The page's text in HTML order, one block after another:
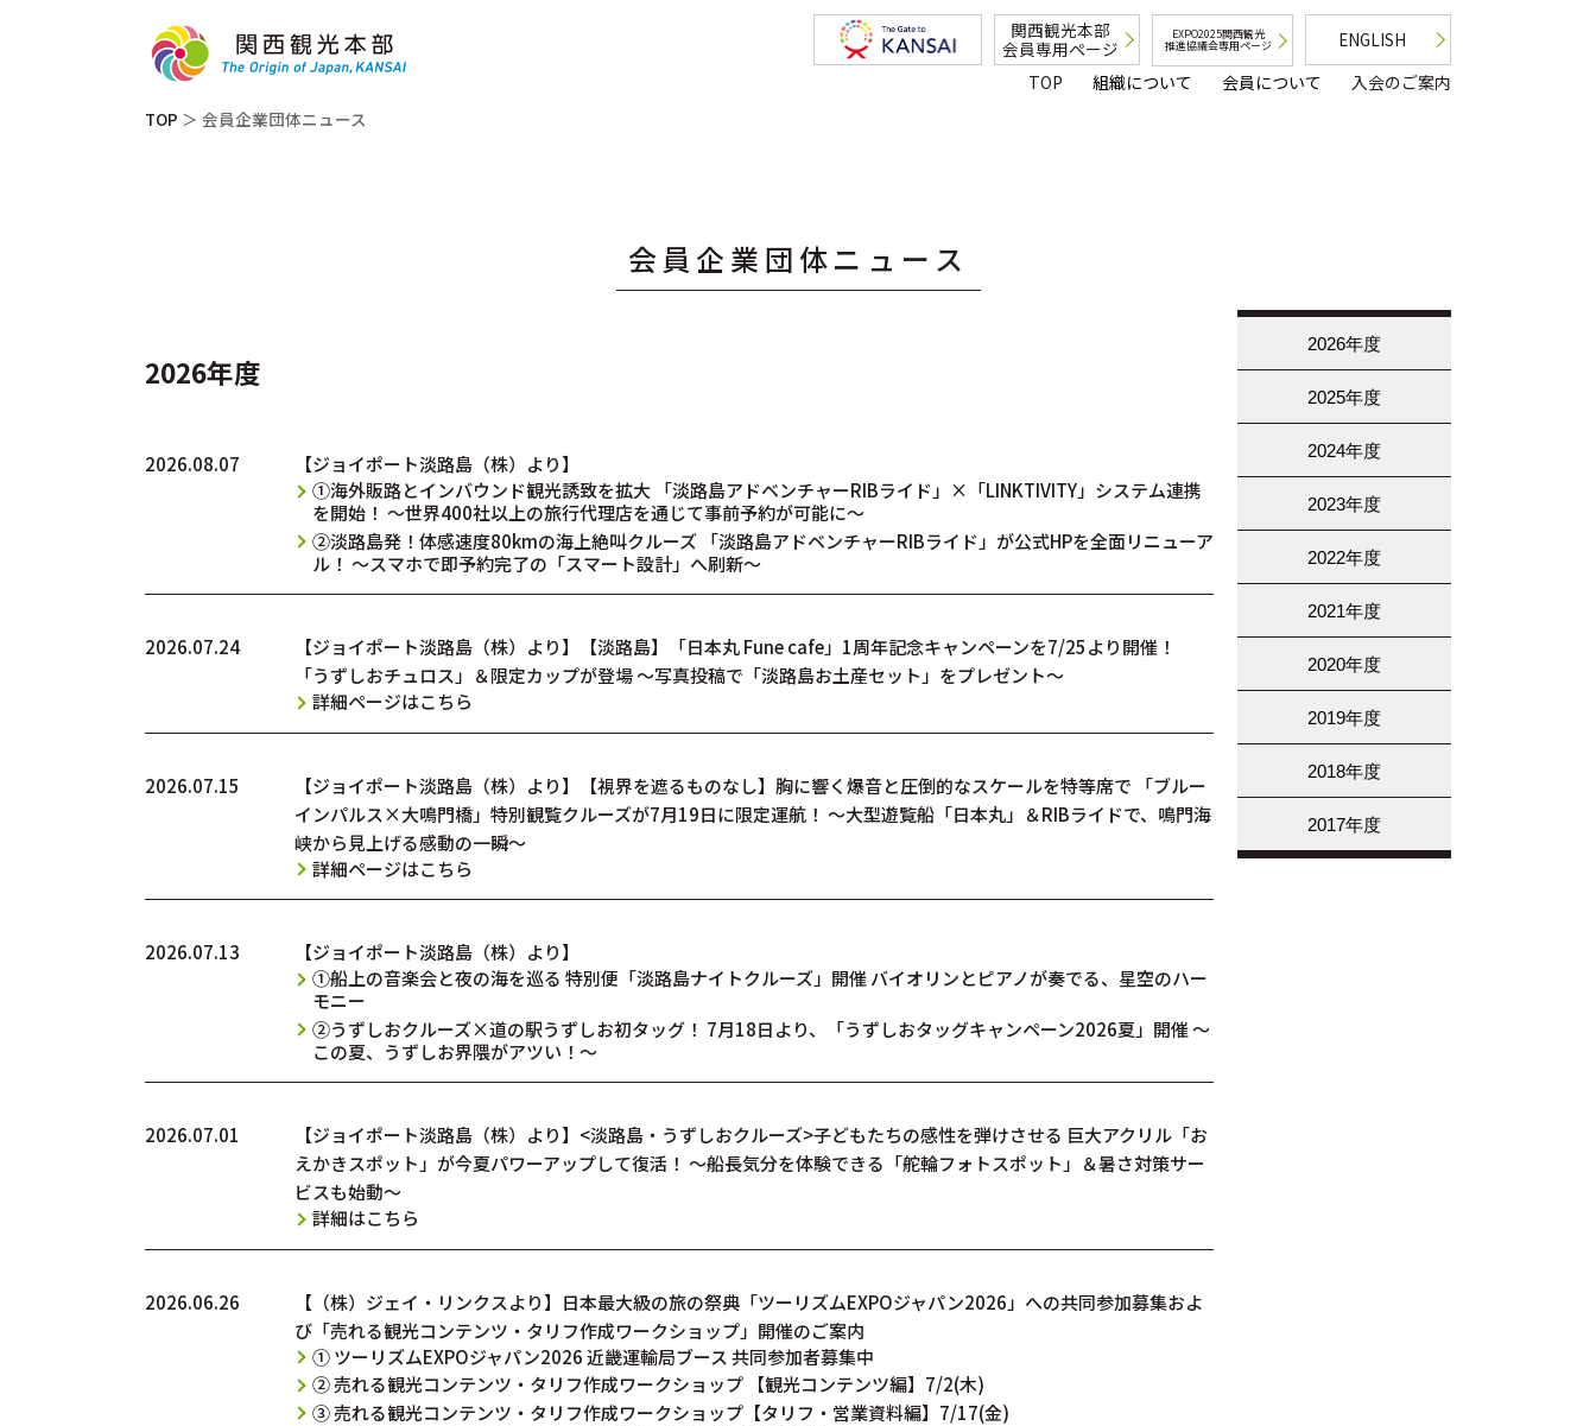
関西観光本部
会員専用ページ
EXPO2025関西観光
推進協議会専用ページ
ENGLISH
TOP
組織について 会員について
入会のご案内
TOP ＞ 会員企業団体ニュース
会員企業団体ニュース
2026年度
2026.08.07
【ジョイポート淡路島（株）より】
①海外販路とインバウンド観光誘致を拡大 「淡路島アドベンチャーRIBライド」×「LINKTIVITY」システム連携
を開始！ ～世界400社以上の旅行代理店を通じて事前予約が可能に～
②淡路島発！体感速度80kmの海上絶叫クルーズ 「淡路島アドベンチャーRIBライド」が公式HPを全面リニューア
ル！ ～スマホで即予約完了の「スマート設計」へ刷新～
2026.07.24
【ジョイポート淡路島（株）より】【淡路島】「日本丸 Fune cafe」1周年記念キャンペーンを7/25より開催！
「うずしおチュロス」＆限定カップが登場 〜写真投稿で「淡路島お土産セット」をプレゼント〜
詳細ページはこちら
2026.07.15
【ジョイポート淡路島（株）より】【視界を遮るものなし】胸に響く爆音と圧倒的なスケールを特等席で 「ブルー
インパルス×大鳴門橋」特別観覧クルーズが7月19日に限定運航！ ～大型遊覧船「日本丸」＆RIBライドで、鳴門海
峡から見上げる感動の一瞬～
詳細ページはこちら
2026.07.13
【ジョイポート淡路島（株）より】
①船上の音楽会と夜の海を巡る 特別便「淡路島ナイトクルーズ」開催 バイオリンとピアノが奏でる、星空のハー
モニー
②うずしおクルーズ×道の駅うずしお初タッグ！ 7月18日より、「うずしおタッグキャンペーン2026夏」開催 ～
この夏、うずしお界隈がアツい！～
2026.07.01
【ジョイポート淡路島（株）より】<淡路島・うずしおクルーズ>子どもたちの感性を弾けさせる 巨大アクリル「お
えかきスポット」が今夏パワーアップして復活！ ～船長気分を体験できる「舵輪フォトスポット」＆暑さ対策サー
ビスも始動～
詳細はこちら
2026.06.26
【（株）ジェイ・リンクスより】日本最大級の旅の祭典「ツーリズムEXPOジャパン2026」への共同参加募集およ
び「売れる観光コンテンツ・タリフ作成ワークショップ」開催のご案内
① ツーリズムEXPOジャパン2026 近畿運輸局ブース 共同参加者募集中
② 売れる観光コンテンツ・タリフ作成ワークショップ 【観光コンテンツ編】7/2(木)
③ 売れる観光コンテンツ・タリフ作成ワークショップ【タリフ・営業資料編】7/17(金)
2026年度
2025年度
2024年度
2023年度
2022年度
2021年度
2020年度
2019年度
2018年度
2017年度